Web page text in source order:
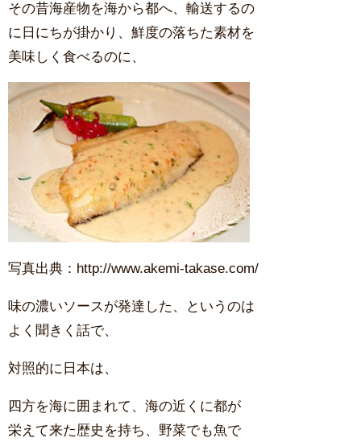
その昔海産物を海から都へ、輸送するの
に日にちが掛かり、鮮度の落ちた素材を
美味しく食べるのに、
写真出典：http://www.akemi-takase.com/
味の濃いソースが発達した、というのは
よく聞きく話で、
対照的に日本は、
四方を海に囲まれて、海の近くに都が
栄えて来た歴史を持ち、野菜でも魚で